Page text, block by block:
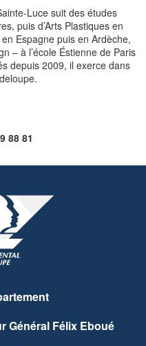
Luce suit des études
puis d’Arts Plastiques en
Espagne puis en Ardèche,
– à l’école Éstienne de Paris
depuis 2009, il exerce dans
88 81
Général Félix Eboué